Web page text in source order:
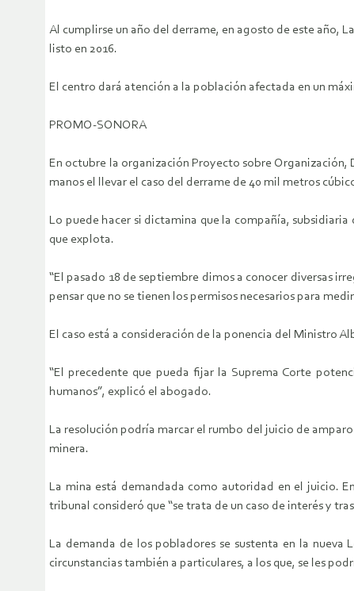
Al cumplirse un año del derrame, en agosto de este año,
listo en 2016.
El centro dará atención a la población afectada en un
PROMO-SONORA
En octubre la organización Proyecto sobre Organización,
manos el llevar el caso del derrame de 40 mil metros
Lo puede hacer si dictamina que la compañía,
que explota.
“El pasado 18 de septiembre dimos a conocer diversas
pensar que no se tienen los permisos necesarios para
El caso está a consideración de la ponencia del Ministro
“El precedente que pueda fijar la Suprema Corte
humanos”, explicó el abogado.
La resolución podría marcar el rumbo del juicio de
minera.
La mina está demandada como autoridad en el juicio.
tribunal consideró que “se trata de un caso de interés y
La demanda de los pobladores se sustenta en la
circunstancias también a particulares, a los que, se les